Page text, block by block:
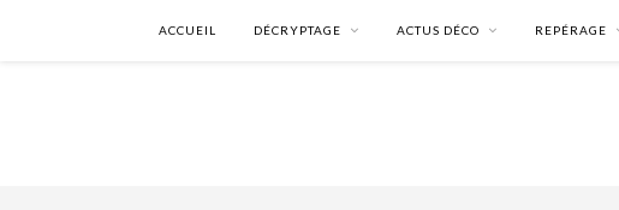
ACCUEIL DÉCRYPTAGE ACTUS DÉCO REPÉRAGE